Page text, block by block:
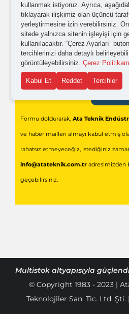
açık rıza metni'ni
Formu doldurarak, Ata Teknik
ve haber mailleri almayı kabul etmiş
rahatsız etmeyeceğiz, istediğiniz
info@atateknik.com.tradresimizden
geçebilirsiniz.
Multistok altyapısıyla
© Copyright 1983 - 2023 |
Teknolojiler San. Tic. Ltd.
kullanmak istiyoruz. Ayrıca,
tıklayarak ilişkimiz olan üçüncü
yerleştirmesine izin verebilirsiniz.
sitede yalnızca sitenin işleyişi için
kullanılacaktır. “Çerez Ayarları”
tercihlerinizi daha detaylı
görüntüleyebilirsiniz. Çerez
Kabul Et Reddet Tercihler